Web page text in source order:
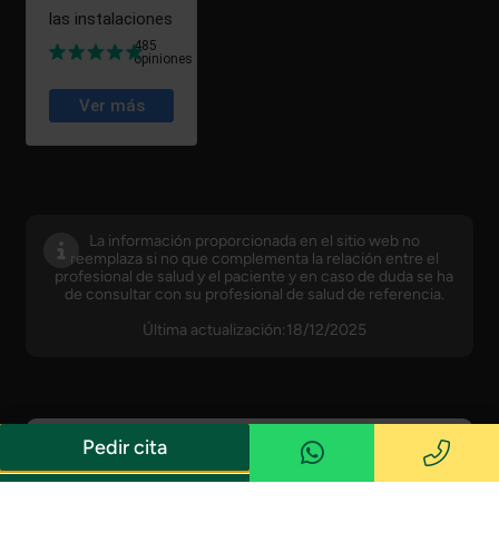
La información proporcionada en el sitio web no
reemplaza si no que complementa la relación entre el
profesional de salud y el paciente y en caso de duda se ha
de consultar con su profesional de salud de referencia.
Última actualización:18/12/2025
Pedir cita